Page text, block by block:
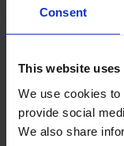
Consent
This website uses
We use cookies
provide social
We also share
esplode dalla